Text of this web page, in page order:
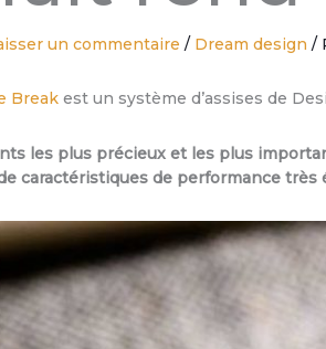
un commentaire / Dream design /
Break est un système d’assises de
les plus précieux et les plus
caractéristiques de performance très